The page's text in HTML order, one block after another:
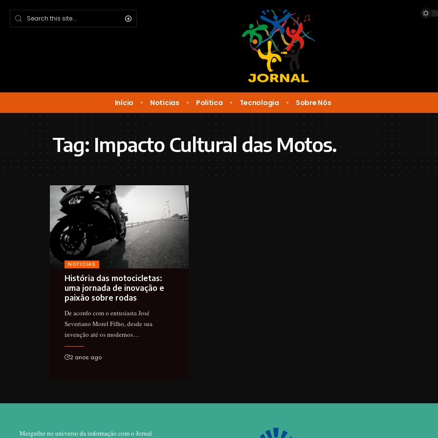
Início Noticias Politica Tecnologia Sobre Nós
Tag:Impacto Cultural das Motos.
NOTICIAS
História das motocicletas:
uma jornada de inovação e
paixão sobre rodas
De acordo com o entusiasta José
Severiano Morel Filho, desde sua
invenção até os modernos…
2 anos ago
Mergulhe no universo da informação com o Jornal